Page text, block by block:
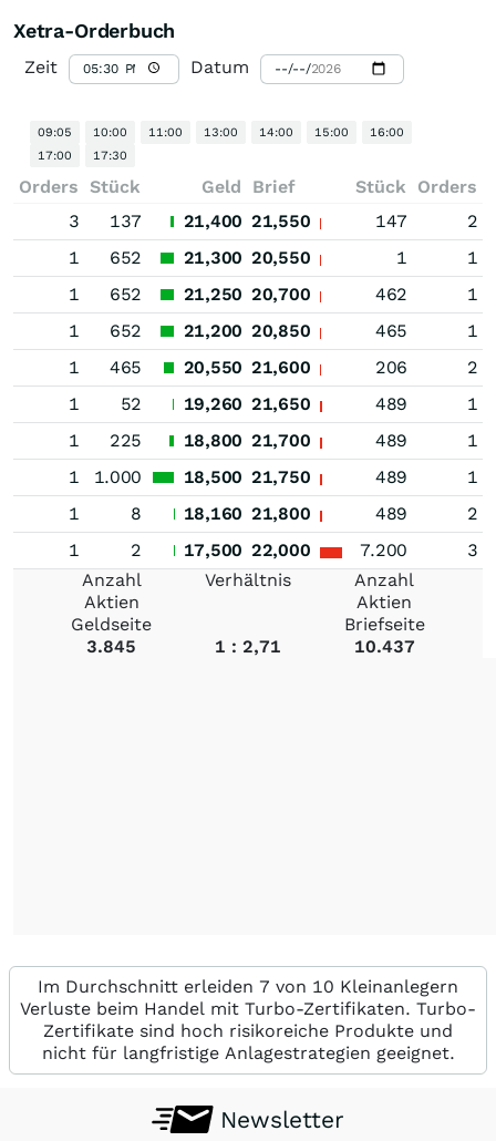
Xetra-Orderbuch
Zeit Datum
09:05 10:00 11:00 13:00 14:00 15:00
16:00
17:00
17:30
Orders Stück Geld Brief Stück
Orders
3
137 21,400 21,550 147
2
1
652 21,300 20,550 1
1
1
652 21,250 20,700 462
1
1
652 21,200 20,850 465
1
1
465 20,550 21,600 206
2
1
52 19,260 21,650 489
1
1
225 18,800 21,700 489
1
1
1.000 18,500 21,750 489
1
1
8 18,160 21,800 489
2
1
2 17,500 22,000 7.200
3
Anzahl
Aktien
Geldseite
Verhältnis
Anzahl
Aktien
Briefseite
3.845
1 : 2,71 10.437
Im Durchschnitt erleiden 7 von 10 Kleinanlegern
Verluste beim Handel mit Turbo-Zertifikaten. Turbo-
Zertifikate sind hoch risikoreiche Produkte und
nicht für langfristige Anlagestrategien geeignet.
Newsletter